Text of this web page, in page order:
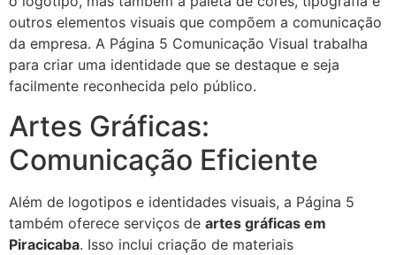
outros elementos visuais que compõem a comunicação
da empresa. A Página 5 Comunicação Visual trabalha
para criar uma identidade que se destaque e seja
facilmente reconhecida pelo público.
Artes Gráficas:
Comunicação Eficiente
Além de logotipos e identidades visuais, a Página 5
também oferece serviços de artes gráficas em
Piracicaba. Isso inclui criação de materiais